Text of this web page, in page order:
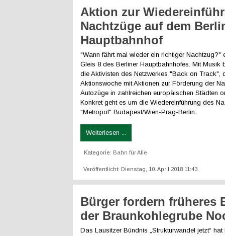
Aktion zur
Nachtzüge auf dem
Hauptbahnhof
"Wann fährt mal wieder ein richtiger Nachtzug?"
Gleis 8 des Berliner Hauptbahnhofes. Mit Musik
die Aktivisten des Netzwerkes "Back on Track",
Aktionswoche mit Aktionen zur Förderung der
Autozüge in zahlreichen europäischen Städten
Konkret geht es um die Wiedereinführung des
"Metropol" Budapest/Wien-Prag-Berlin.
Weiterlesen ...
Kategorie: Bahn für Alle
Veröffentlicht: Dienstag, 10. April 2018 11:43
Bürger fordern früheres
der Braunkohlegrube
Das Lausitzer Bündnis „Strukturwandel jetzt“ hat